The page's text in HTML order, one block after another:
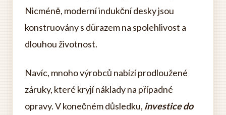
Nicméně, moderní indukční desky jsou
konstruovány s důrazem na spolehlivost a
dlouhou životnost.
Navíc, mnoho výrobců nabízí prodloužené
záruky, které kryjí náklady na případné
opravy. V konečném důsledku, investice do